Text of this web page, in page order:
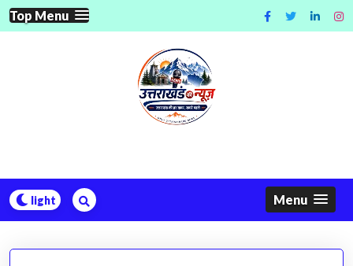
Skip
to
Top Menu
Menu